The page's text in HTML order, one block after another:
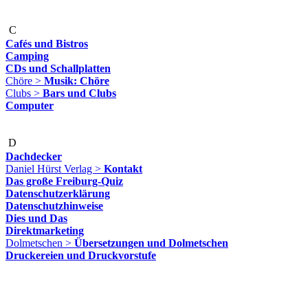
C
Cafés und Bistros
Camping
CDs und Schallplatten
Chöre > Musik: Chöre
Clubs > Bars und Clubs
Computer
D
Dachdecker
Daniel Hürst Verlag > Kontakt
Das große Freiburg-Quiz
Datenschutzerklärung
Datenschutzhinweise
Dies und Das
Direktmarketing
Dolmetschen > Übersetzungen und Dolmetschen
Druckereien und Druckvorstufe